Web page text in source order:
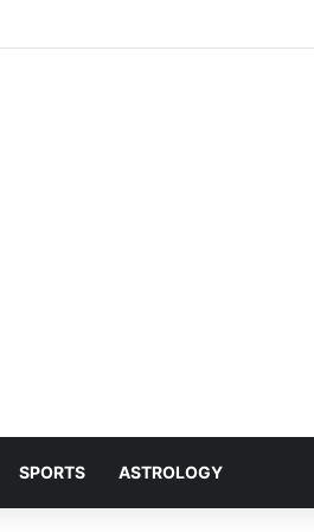
भारत का होगा संकल्प साकार -श्री नेहरू राम निषाद’
SPORTS ASTROLOGY